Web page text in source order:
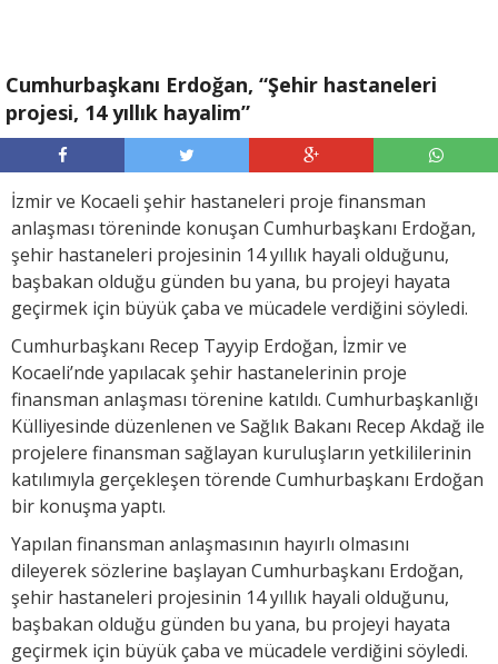
Cumhurbaşkanı Erdoğan, “Şehir hastaneleri
projesi, 14 yıllık hayalim”
İzmir ve Kocaeli şehir hastaneleri proje finansman
anlaşması töreninde konuşan Cumhurbaşkanı Erdoğan,
şehir hastaneleri projesinin 14 yıllık hayali olduğunu,
başbakan olduğu günden bu yana, bu projeyi hayata
geçirmek için büyük çaba ve mücadele verdiğini söyledi.
Cumhurbaşkanı Recep Tayyip Erdoğan, İzmir ve
Kocaeli’nde yapılacak şehir hastanelerinin proje
finansman anlaşması törenine katıldı. Cumhurbaşkanlığı
Külliyesinde düzenlenen ve Sağlık Bakanı Recep Akdağ ile
projelere finansman sağlayan kuruluşların yetkililerinin
katılımıyla gerçekleşen törende Cumhurbaşkanı Erdoğan
bir konuşma yaptı.
Yapılan finansman anlaşmasının hayırlı olmasını
dileyerek sözlerine başlayan Cumhurbaşkanı Erdoğan,
şehir hastaneleri projesinin 14 yıllık hayali olduğunu,
başbakan olduğu günden bu yana, bu projeyi hayata
geçirmek için büyük çaba ve mücadele verdiğini söyledi.